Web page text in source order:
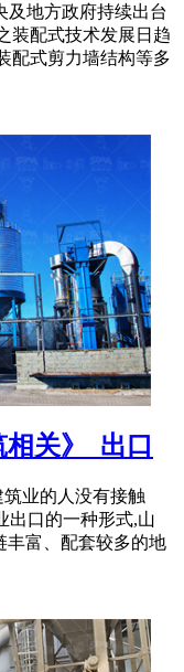
及地方政府持续出台
装配式技术发展日趋
配式剪力墙结构等多
关》_出口
业的人没有接触
出口的一种形式,山
丰富、配套较多的地